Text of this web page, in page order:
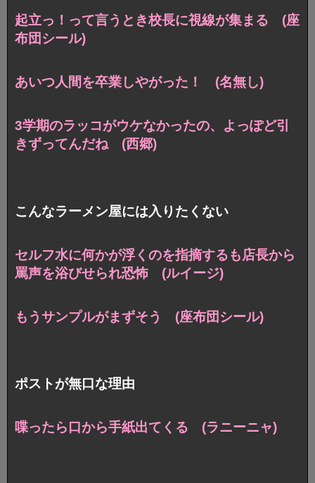
起立っ！ って言うとき校長に視線が集まる (座
布団シール)
あいつ人間を卒業しやがった！ (名無し)
3学期のラッコがウケなかったの、 よっぽど引
きずってんだね (西郷)
こんなラーメン屋には入りたくない
セルフ水に何かが浮くのを指摘するも店長から
罵声を浴びせられ恐怖 (ルイージ)
もうサンプルがまずそう (座布団シール)
ポストが無口な理由
喋ったら口から手紙出てくる (ラニーニャ)